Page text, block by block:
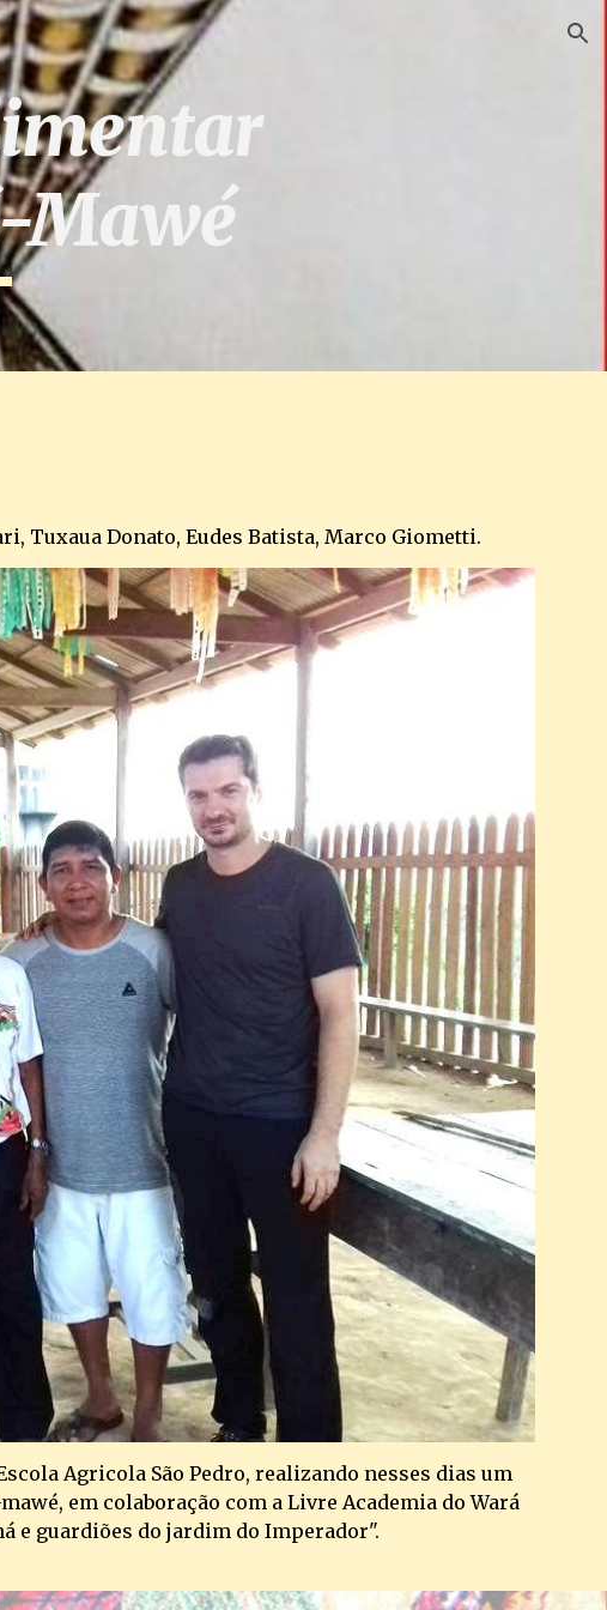
navigation
Mawé
Tuxaua Donato, Eudes Batista, Marco Giometti.
Agricola São Pedro, realizando nesses dias um
em colaboração com a Livre Academia do Wará
e guardiões do jardim do Imperador".